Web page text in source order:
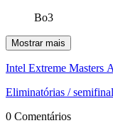
Bo3
Mostrar mais
Intel Extreme Masters
Eliminatórias / semifinal
0 Comentários